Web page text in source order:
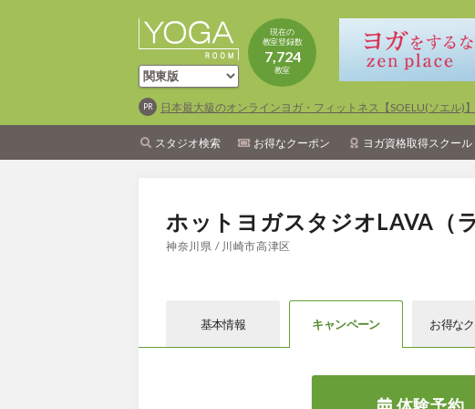
現在の
教室登録数
7,724
教室
日本最大級のオンラインヨガ・フィットネス【SOELU(ソエル)】
スタジオ検索 お得なクーポン ヨガ資格取得スクール
ホットヨガスタジオLAVA（
神奈川県 / 川崎市高津区
基本情報 キャンペーン お得な